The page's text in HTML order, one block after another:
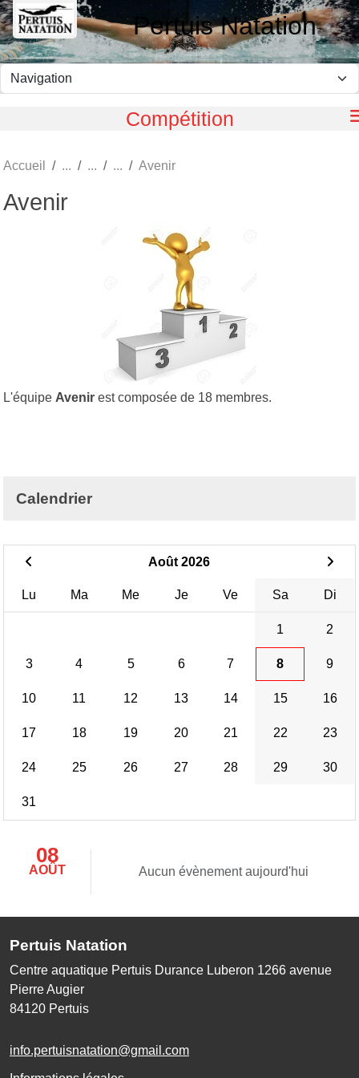
Pertuis Natation
Compétition
Accueil Avenir
Avenir
L'équipe Avenir est composée de 18 membres.
Calendrier
Août 2026
Lu Ma Me Je Ve Sa Di
1 2
3 4 5 6 7 8 9
10 11 12 13 14 15 16
17 18 19 20 21 22 23
24 25 26 27 28 29 30
31
08
AOÛT Aucun évènement aujourd'hui
Pertuis Natation
Centre aquatique Pertuis Durance Luberon 1266 avenue
Pierre Augier
84120 Pertuis
info.pertuisnatation@gmail.com
Panneau de gestion des cookies